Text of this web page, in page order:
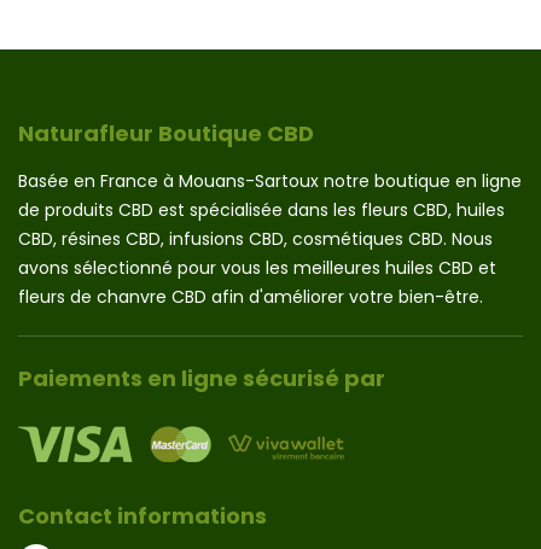
Naturafleur Boutique CBD
Basée en France à Mouans-Sartoux notre boutique en ligne
de produits CBD est spécialisée dans les fleurs CBD, huiles
CBD, résines CBD, infusions CBD, cosmétiques CBD. Nous
avons sélectionné pour vous les meilleures huiles CBD et
fleurs de chanvre CBD afin d'améliorer votre bien-être.
Paiements en ligne sécurisé par
Contact informations